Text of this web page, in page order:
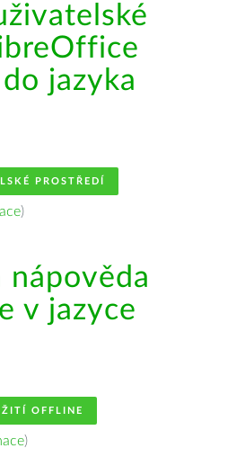
jazyka
PROSTŘEDÍ
)
nápověda
v jazyce
OFFLINE
)